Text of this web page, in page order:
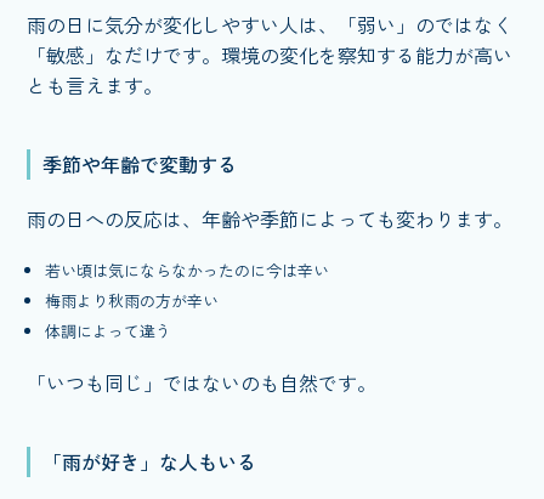
雨の日に気分が変化しやすい人は、「弱い」のではなく
「敏感」なだけです。環境の変化を察知する能力が高い
とも言えます。
季節や年齢で変動する
雨の日への反応は、年齢や季節によっても変わります。
若い頃は気にならなかったのに今は辛い
梅雨より秋雨の方が辛い
体調によって違う
「いつも同じ」ではないのも自然です。
「雨が好き」な人もいる